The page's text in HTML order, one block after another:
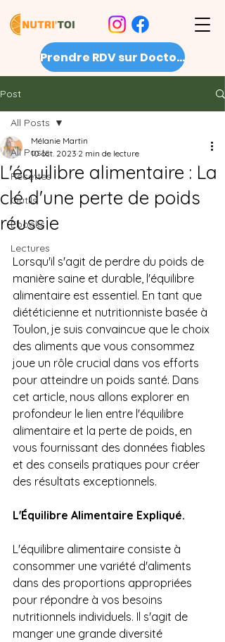
Prendre RDV sur Doctolib
Post
All Posts
Recettes
Outils
Ebooks
Lectures
All Posts
L'équilibre alimentaire : La
clé d'une perte de poids
réussie
Mélanie Martin
10 oct. 2023 2 min de lecture
Lorsqu'il s'agit de perdre du poids de
manière saine et durable, l'équilibre
alimentaire est essentiel. En tant que
diététicienne et nutritionniste basée à
Toulon, je suis convaincue que le choix
des aliments que vous consommez
joue un rôle crucial dans vos efforts
pour atteindre un poids santé. Dans
cet article, nous allons explorer en
profondeur le lien entre l'équilibre
alimentaire et la perte de poids, en
vous fournissant des données fiables
et des conseils pratiques pour créer
des résultats exceptionnels.
L'Équilibre Alimentaire Expliqué.
L'équilibre alimentaire consiste à
consommer une variété d'aliments
dans des proportions appropriées
pour répondre à vos besoins
nutritionnels individuels. Il s'agit de
manger une grande diversité